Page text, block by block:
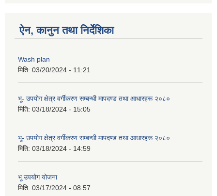
ऐन, कानुन तथा निर्देशिका
Wash plan
मिति: 03/20/2024 - 11:21
भू- उपयोग क्षेत्र वर्गीकरण सम्बन्धी मापदण्ड तथा आधारहरू २०८०
मिति: 03/18/2024 - 15:05
भू- उपयोग क्षेत्र वर्गीकरण सम्बन्धी मापदण्ड तथा आधारहरू २०८०
मिति: 03/18/2024 - 14:59
भू उपयोग योजना
मिति: 03/17/2024 - 08:57